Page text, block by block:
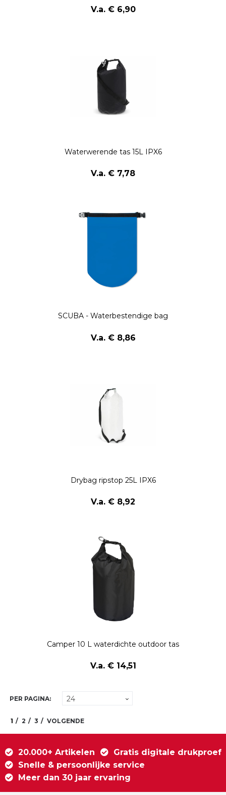
V.a. € 6,90
Waterwerende tas 15L IPX6
V.a. € 7,78
SCUBA - Waterbestendige bag
V.a. € 8,86
Drybag ripstop 25L IPX6
V.a. € 8,92
Camper 10 L waterdichte outdoor tas
V.a. € 14,51
PER PAGINA:
1 2 3 VOLGENDE
20.000+ Artikelen
Gratis digitale drukproef
Snelle & persoonlijke service
Meer dan 30 jaar ervaring